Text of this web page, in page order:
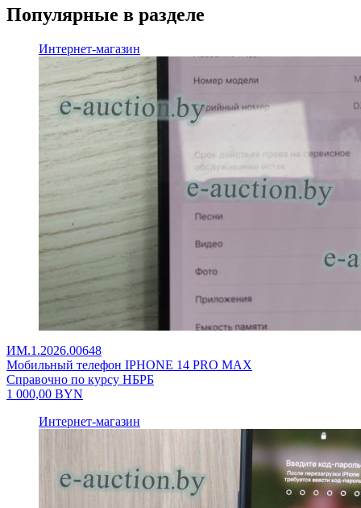
Популярные в разделе
Интернет-магазин
ИМ.1.2026.00648
Мобильный телефон IPHONE 14 PRO MAX
Справочно по курсу НБРБ
1 000,00 BYN
Интернет-магазин